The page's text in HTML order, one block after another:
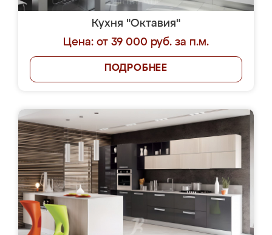
Кухня "Октавия"
Цена: от 39 000 руб. за п.м.
ПОДРОБНЕЕ